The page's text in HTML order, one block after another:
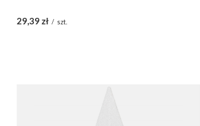
29,39 zł / szt.